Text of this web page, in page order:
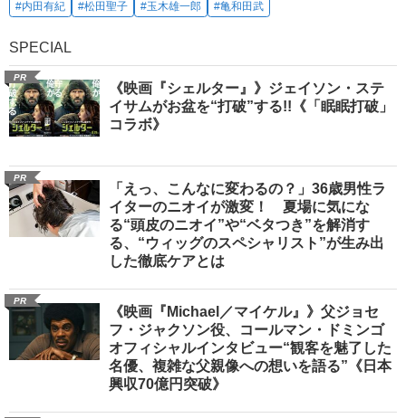
#内田有紀 #松田聖子 #玉木雄一郎 #亀和田武
SPECIAL
PR
《映画『シェルター』》ジェイソン・ステ
イサムがお盆を“打破”する!!《「眠眠打破」
コラボ》
PR
「えっ、こんなに変わるの？」36歳男性ラ
イターのニオイが激変！ 夏場に気にな
る“頭皮のニオイ”や“ベタつき”を解消す
る、“ウィッグのスペシャリスト”が生み出
した徹底ケアとは
PR
《映画『Michael／マイケル』》父ジョセ
フ・ジャクソン役、コールマン・ドミンゴ
オフィシャルインタビュー“観客を魅了した
名優、複雑な父親像への想いを語る”《日本
興収70億円突破》